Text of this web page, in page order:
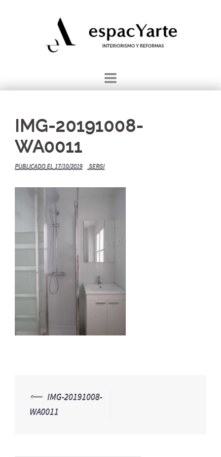
IMG-20191008-
WA0011
PUBLICADO EL17/10/2019 SERGI
Navegación
de
⟵ IMG-20191008-
WA0011